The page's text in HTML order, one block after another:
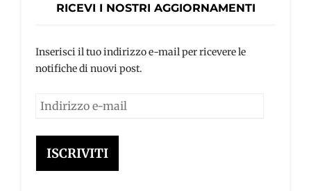
RICEVI I NOSTRI AGGIORNAMENTI
Inserisci il tuo indirizzo e-mail per ricevere le
notifiche di nuovi post.
Indirizzo
mail
ISCRIVITI